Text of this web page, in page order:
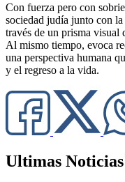
Con fuerza pero con
sociedad judía junto con
través de un prisma visual
Al mismo tiempo, evoca
una perspectiva humana
y el regreso a la vida.
Ultimas Noticias